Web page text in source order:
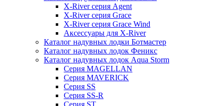
X-River серия Agent
X-River серия Grace
X-River серия Grace Wind
Аксессуары для X-River
Каталог надувных лодки Ботмастер
Каталог надувных лодок Феникc
Каталог надувных лодок Aqua Storm
Серия MAGELLAN
Серия MAVERICK
Серия SS
Серия SS-R
Серия ST